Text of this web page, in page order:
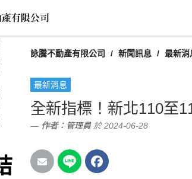
詠騰不動產有限公司 新聞訊息 最新消
最新消息
全新指標！新北110至
作者： 管理員 於 2024-06-28